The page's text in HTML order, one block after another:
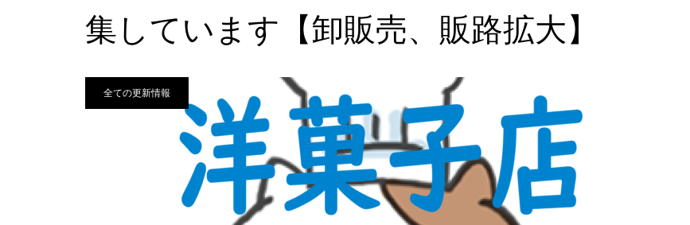
集しています【卸販売、販路拡大】
全ての更新情報